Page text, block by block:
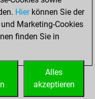
14
a
Hierkönnen Sie der
Marketing-Cookies
finden Sie in
Alles
akzeptieren